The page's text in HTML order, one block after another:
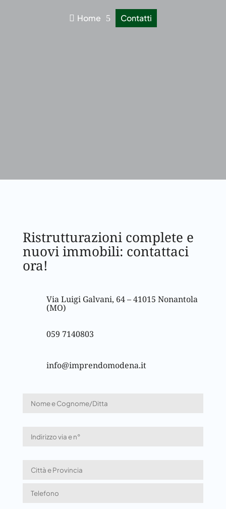
 Home 5 Contatti
Ristrutturazioni complete e
nuovi immobili: contattaci
ora!
Via Luigi Galvani, 64 – 41015 Nonantola
(MO)
059 7140803
info@imprendomodena.it